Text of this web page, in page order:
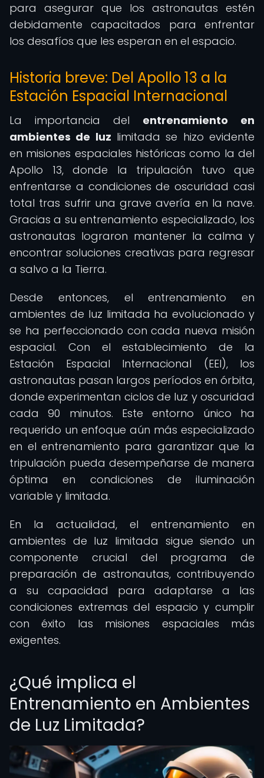
para asegurar que los astronautas estén
debidamente capacitados para enfrentar
los desafíos que les esperan en el espacio.
Historia breve: Del Apollo 13 a la
Estación Espacial Internacional
La importancia del entrenamiento en
ambientes de luz limitada se hizo evidente
en misiones espaciales históricas como la del
Apollo 13, donde la tripulación tuvo que
enfrentarse a condiciones de oscuridad casi
total tras sufrir una grave avería en la nave.
Gracias a su entrenamiento especializado, los
astronautas lograron mantener la calma y
encontrar soluciones creativas para regresar
a salvo a la Tierra.
Desde entonces, el entrenamiento en
ambientes de luz limitada ha evolucionado y
se ha perfeccionado con cada nueva misión
espacial. Con el establecimiento de la
Estación Espacial Internacional (EEI), los
astronautas pasan largos períodos en órbita,
donde experimentan ciclos de luz y oscuridad
cada 90 minutos. Este entorno único ha
requerido un enfoque aún más especializado
en el entrenamiento para garantizar que la
tripulación pueda desempeñarse de manera
óptima en condiciones de iluminación
variable y limitada.
En la actualidad, el entrenamiento en
ambientes de luz limitada sigue siendo un
componente crucial del programa de
preparación de astronautas, contribuyendo
a su capacidad para adaptarse a las
condiciones extremas del espacio y cumplir
con éxito las misiones espaciales más
exigentes.
¿Qué implica el
Entrenamiento en Ambientes
de Luz Limitada?